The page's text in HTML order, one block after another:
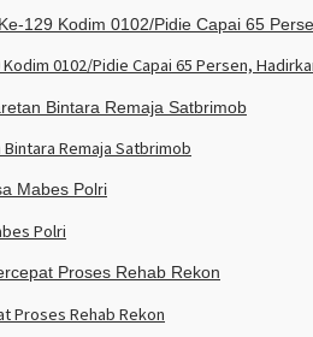
Kodim 0102/Pidie Capai 65 Persen,
Remaja Satbrimob
Polri
Proses Rehab Rekon